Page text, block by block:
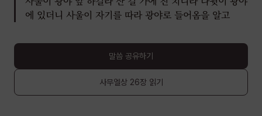
에 있더니 사울이 자기를 따라 광야로 들어옴을 알고
말씀 공유하기
사무엘상 26장읽기